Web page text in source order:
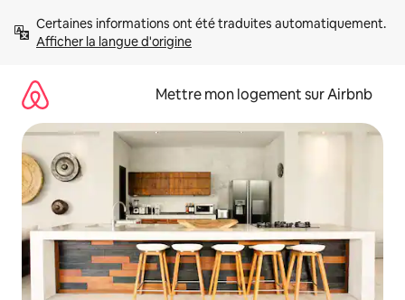
directement
Afficher la langue d'origine
Mettre mon logement sur Airbnb